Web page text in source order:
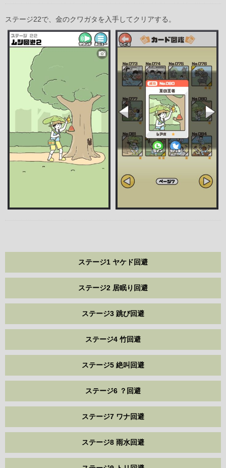
ステージ22で、金のクワガタを入手してクリアする。
ステージ1 ヤケド回避
ステージ2 居眠り回避
ステージ3 跳び回避
ステージ4 竹回避
ステージ5 絶叫回避
ステージ6 ？回避
ステージ7 ワナ回避
ステージ8 雨水回避